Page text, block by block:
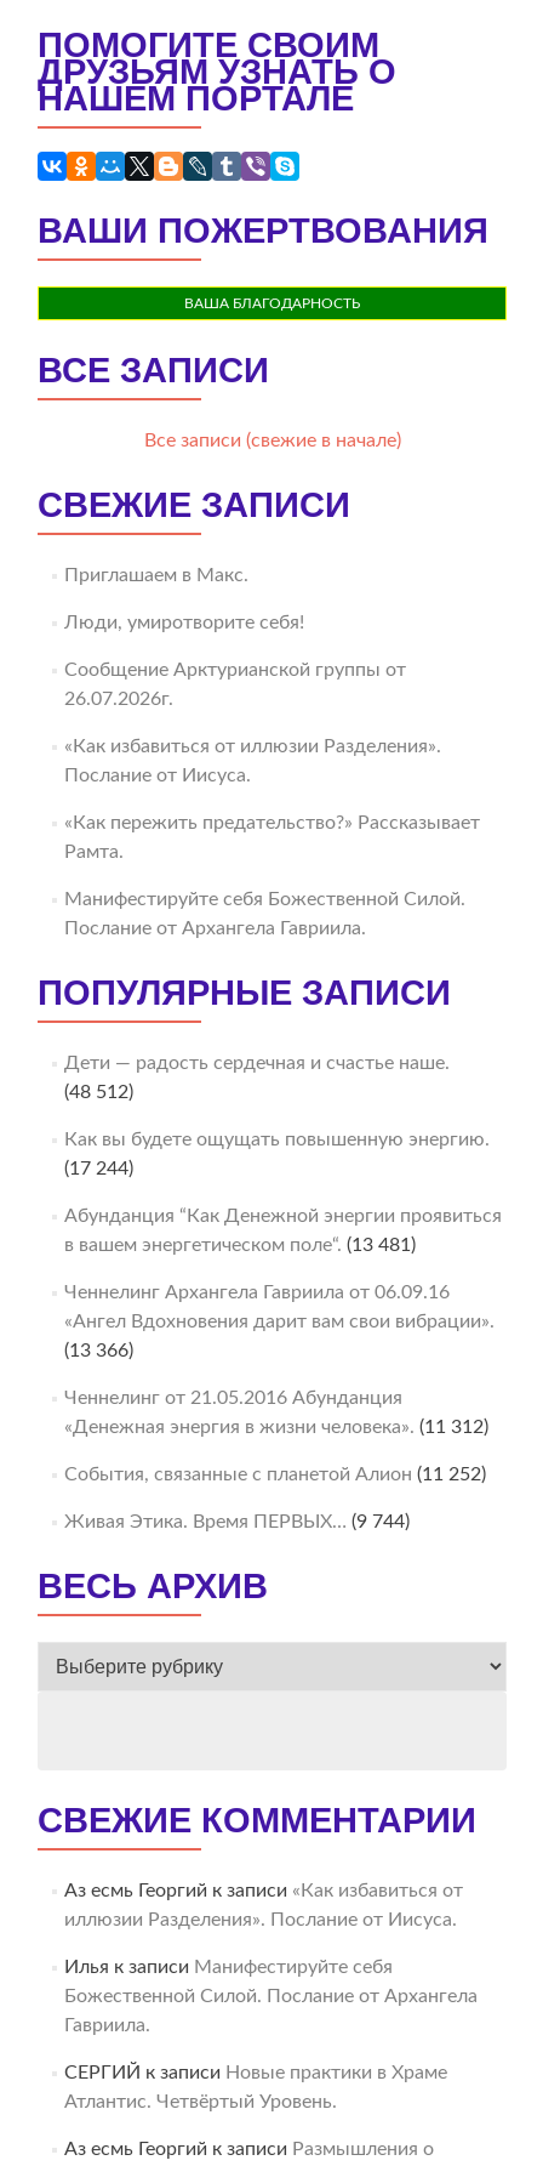
ПОМОГИТЕ СВОИМ
ДРУЗЬЯМ УЗНАТЬ О
НАШЕМ ПОРТАЛЕ
ВАШИ ПОЖЕРТВОВАНИЯ
ВАША БЛАГОДАРНОСТЬ
ВСЕ ЗАПИСИ
Все записи (свежие в начале)
СВЕЖИЕ ЗАПИСИ
Приглашаем в Макс.
Люди, умиротворите себя!
Сообщение Арктурианской группы от
26.07.2026г.
«Как избавиться от иллюзии Разделения».
Послание от Иисуса.
«Как пережить предательство?» Рассказывает
Рамта.
Манифестируйте себя Божественной Силой.
Послание от Архангела Гавриила.
ПОПУЛЯРНЫЕ ЗАПИСИ
Дети — радость сердечная и счастье наше.
(48 512)
Как вы будете ощущать повышенную энергию.
(17 244)
Абунданция “Как Денежной энергии проявиться
в вашем энергетическом поле“. (13 481)
Ченнелинг Архангела Гавриила от 06.09.16
«Ангел Вдохновения дарит вам свои вибрации».
(13 366)
Ченнелинг от 21.05.2016 Абунданция
«Денежная энергия в жизни человека». (11 312)
События, связанные с планетой Алион (11 252)
Живая Этика. Время ПЕРВЫХ… (9 744)
ВЕСЬ АРХИВ
ВЕСЬ
СВЕЖИЕ КОММЕНТАРИИ
Аз есмь Георгий к записи «Как избавиться от
иллюзии Разделения». Послание от Иисуса.
Илья к записи Манифестируйте себя
Божественной Силой. Послание от Архангела
Гавриила.
СЕРГИЙ к записи Новые практики в Храме
Атлантис. Четвёртый Уровень.
Аз есмь Георгий к записи Размышления о